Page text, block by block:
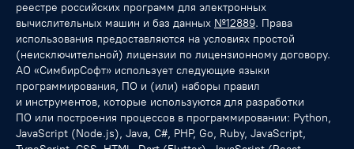
реестре российских программ для электронных
вычислительных машин и баз данных №12889. Права
использования предоставляются на условиях простой
(неисключительной) лицензии по лицензионному договору.
АО «СимбирСофт» использует следующие языки
программирования, ПО и (или) наборы правил
и инструментов, которые используются для разработки
ПО или построения процессов в программировании: Python,
JavaScript (Node.js), Java, C#, PHP, Go, Ruby, JavaScript,